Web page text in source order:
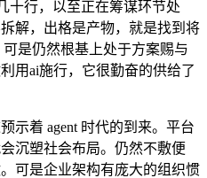
十行，以至正在筹谋环节处
解，出格是产物，就是找到将
是仍然根基上处于方案赐与
用ai施行，它很勤奋的供给了
着 agent 时代的到来。平台
沉塑社会布局。仍然不敷便
可是企业架构有庞大的组织惯